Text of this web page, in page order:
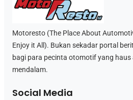
Motoresto (The Place About
Enjoy it All). Bukan sekadar portal
bagi para pecinta otomotif yang
mendalam.
Social Media